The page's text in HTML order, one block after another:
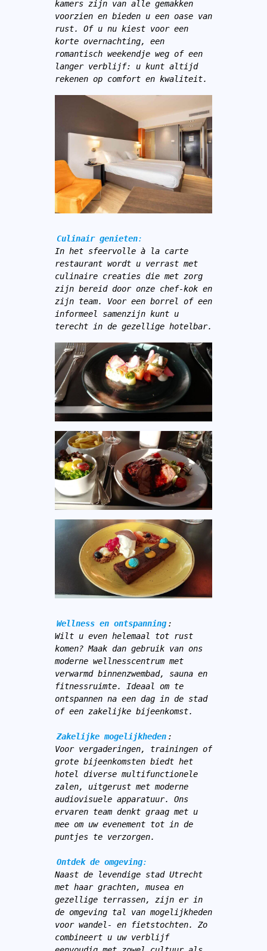
kamers zijn van alle gemakken
voorzien en bieden u een oase van
rust. Of u nu kiest voor een
korte overnachting, een
romantisch weekendje weg of een
langer verblijf: u kunt altijd
rekenen op comfort en kwaliteit.
Culinair genieten:
In het sfeervolle à la carte
restaurant wordt u verrast met
culinaire creaties die met zorg
zijn bereid door onze chef-kok en
zijn team. Voor een borrel of een
informeel samenzijn kunt u
terecht in de gezellige hotelbar.
Wellness en ontspanning :
Wilt u even helemaal tot rust
komen? Maak dan gebruik van ons
moderne wellnesscentrum met
verwarmd binnenzwembad, sauna en
fitnessruimte. Ideaal om te
ontspannen na een dag in de stad
of een zakelijke bijeenkomst.
Zakelijke mogelijkheden :
Voor vergaderingen, trainingen of
grote bijeenkomsten biedt het
hotel diverse multifunctionele
zalen, uitgerust met moderne
audiovisuele apparatuur. Ons
ervaren team denkt graag met u
mee om uw evenement tot in de
puntjes te verzorgen.
Ontdek de omgeving:
Naast de levendige stad Utrecht
met haar grachten, musea en
gezellige terrassen, zijn er in
de omgeving tal van mogelijkheden
voor wandel- en fietstochten. Zo
combineert u uw verblijf